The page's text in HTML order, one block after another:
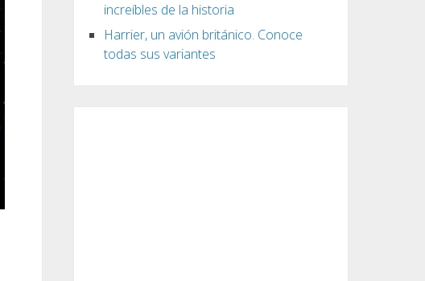
increíbles de la historia
Harrier, un avión británico. Conoce
todas sus variantes